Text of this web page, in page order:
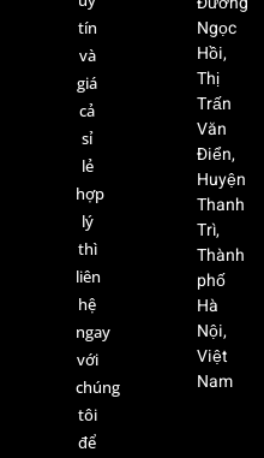
tín
và
giá
cả
sỉ
lẻ
hợp
lý
thì
liên
hệ
ngay
với
chúng
tôi
để
Ngọc
Hồi,
Thị
Trấn
Văn
Điển,
Huyện
Thanh
Trì,
Thành
phố
Hà
Nội,
Việt
Nam